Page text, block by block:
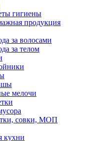
гигиены
продукция
за волосами
за телом
мелочи
совки, МОП
кухни